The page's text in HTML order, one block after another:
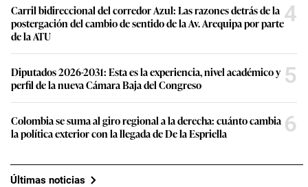
Carril bidireccional del corredor Azul: Las razones detrás de la
postergación del cambio de sentido de la Av. Arequipa por parte
de la ATU
4
Diputados 2026-2031: Esta es la experiencia, nivel académico y
perfil de la nueva Cámara Baja del Congreso
5
Colombia se suma al giro regional a la derecha: cuánto cambia
la política exterior con la llegada de De la Espriella
6
Últimas noticias